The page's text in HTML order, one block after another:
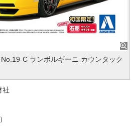
No.19-C ランボルギーニ カウンタック
社